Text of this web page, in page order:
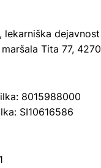
lekarniška dejavnost
Tita 77, 4270
8015988000
SI10616586